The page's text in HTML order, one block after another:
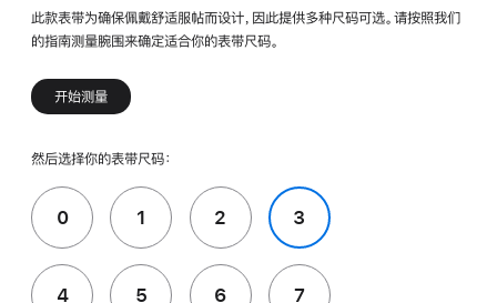
此款表带为确保佩戴舒适服帖而设计，因此提供多种尺码可选。请按照我们
的指南测量腕围来确定适合你的表带尺码。
开始测量
然后选择你的表带尺码：
0 1 2 3
4 5 6 7